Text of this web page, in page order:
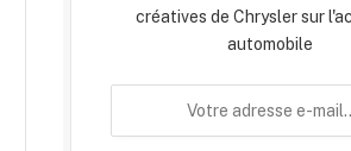
créatives de Chrysler sur
automobile